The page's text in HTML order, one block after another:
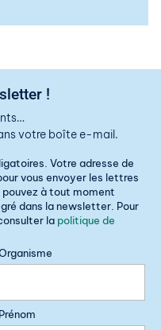
!
votre boîte e-mail.
Votre adresse de
vous envoyer les lettres
à tout moment
dans la newsletter. Pour
la politique de
Prénom